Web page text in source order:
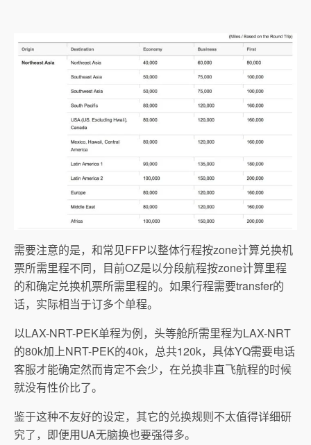
需要注意的是，和常见FFP以整体行程按zone计算兑换机
票所需里程不同，目前OZ是以分段航程按zone计算里程
的和确定兑换机票所需里程的。如果行程需要transfer的
话，实际相当于订多个单程。
以LAX-NRT-PEK单程为例，头等舱所需里程为LAX-NRT
的80k加上NRT-PEK的40k，总共120k，具体YQ需要电话
客服才能确定然而肯定不会少，在兑换非直飞航程的时候
就没有性价比了。
鉴于这种不友好的设定，其它的兑换规则不太值得详细研
究了，即便用UA无脑换也要强得多。